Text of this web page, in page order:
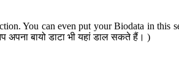
You can even put your Biodata in
बायो डाटा भी यहां डाल सकते हैं। )